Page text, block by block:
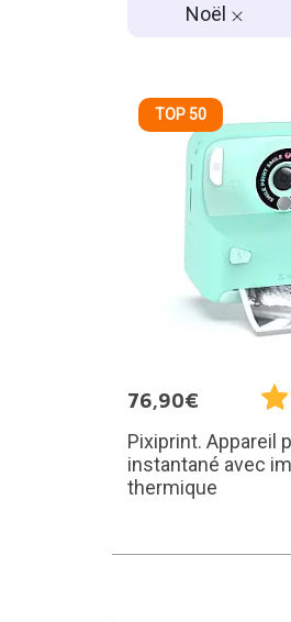
Noël
TOP 50
76,90€
Pixiprint. Appareil
instantané avec
thermique